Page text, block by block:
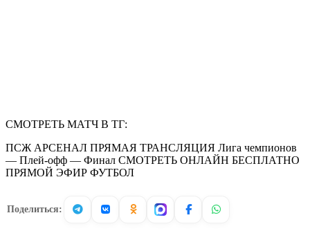
СМОТРЕТЬ МАТЧ В ТГ:
ПСЖ АРСЕНАЛ ПРЯМАЯ ТРАНСЛЯЦИЯ Лига чемпионов
— Плей-офф — Финал СМОТРЕТЬ ОНЛАЙН БЕСПЛАТНО
ПРЯМОЙ ЭФИР ФУТБОЛ
Поделиться: